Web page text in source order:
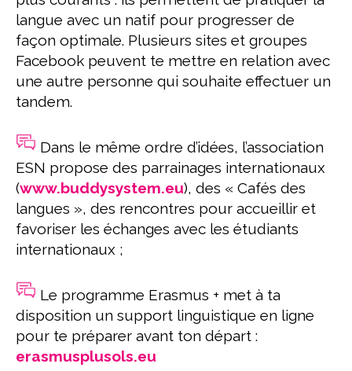
langue avec un natif pour progresser de
façon optimale. Plusieurs sites et groupes
Facebook peuvent te mettre en relation avec
une autre personne qui souhaite effectuer un
tandem.
Dans le même ordre d’idées, l’association
ESN propose des parrainages internationaux
(www.buddysystem.eu), des « Cafés des
langues », des rencontres pour accueillir et
favoriser les échanges avec les étudiants
internationaux ;
Le programme Erasmus + met à ta
disposition un support linguistique en ligne
pour te préparer avant ton départ :
erasmusplusols.eu